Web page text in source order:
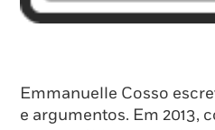
Emmanuelle Cosso
e argumentos. Em 2013,